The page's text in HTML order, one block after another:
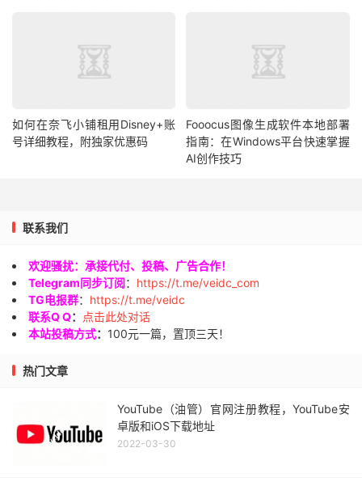
如何在奈飞小铺租用Disney+账
号详细教程，附独家优惠码
Fooocus图像生成软件本地部署
指南：在Windows平台快速掌握
AI创作技巧
联系我们
欢迎骚扰：承接代付、投稿、广告合作！
Telegram同步订阅： https://t.me/veidc_com
TG电报群： https://t.me/veidc
联系Q Q：
点击此处对话
本站投稿方式： 100元一篇，置顶三天！
热门文章
YouTube（油管）官网注册教程，YouTube安
卓版和iOS下载地址
2022-03-30